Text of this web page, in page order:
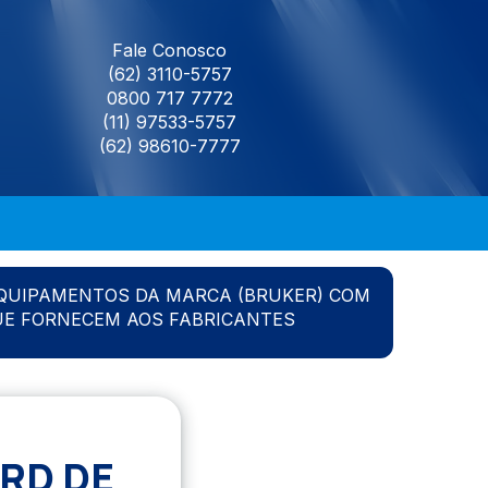
Fale Conosco
(62) 3110-5757
0800 717 7772
(11) 97533-5757
(62) 98610-7777
DA MARCA (BRUKER) COM
FORNECEM AOS FABRICANTES